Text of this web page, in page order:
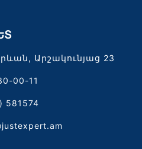
Արշակունյաց 23
00-11
581574